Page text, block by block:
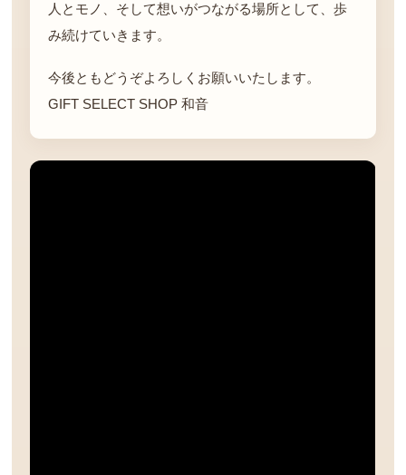
人とモノ、そして想いがつながる場所として、歩
み続けていきます。
今後ともどうぞよろしくお願いいたします。
GIFT SELECT SHOP 和音